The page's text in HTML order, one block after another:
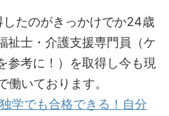
たのがきっかけでか24歳
祉士・介護支援専門員（ケ
参考に！）を取得し今も現
働いております。
学でも合格できる！自分